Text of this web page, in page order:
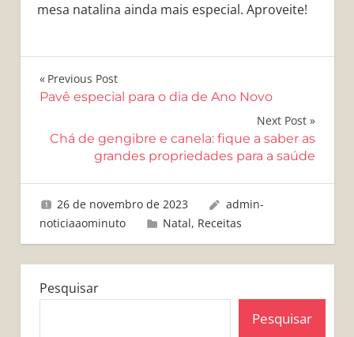
mesa natalina ainda mais especial. Aproveite!
Navegação
Post
Previous Post
Pavê especial para o dia de Ano Novo
Next Post
Chá de gengibre e canela: fique a saber as
grandes propriedades para a saúde
26 de novembro de 2023
admin-
noticiaaominuto
Natal, Receitas
Pesquisar
Pesquisar